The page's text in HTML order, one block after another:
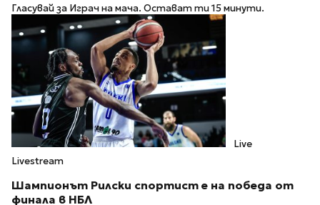
Гласувай за Играч на мача. Остават ти 15 минути.
Live
Livestream
Шампионът Рилски спортист е на победа от
финала в НБЛ